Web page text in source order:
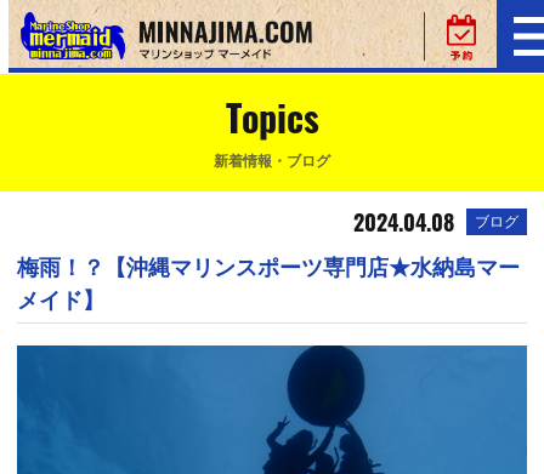
Topics
新着情報・ブログ
2024.04.08 ブログ
梅雨！？【沖縄マリンスポーツ専門店★水納島マー
メイド】